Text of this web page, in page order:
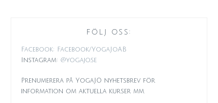
FÖLJ OSS:
Facebook: Facebook/YogaJoAB
Instagram: @yogajo.se
Prenumerera på YogaJO nyhetsbrev för
information om aktuella kurser mm.